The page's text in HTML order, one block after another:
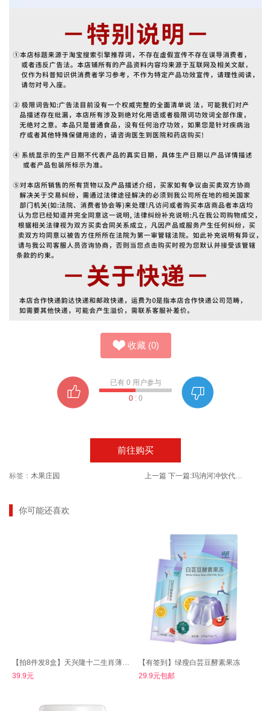
收藏 (0)
已有 0 用户参与
0: 0
前往购买
标签： 木果庄园 上一篇 下一篇: 玛汭河冲饮代餐水果麦片罐装400g
你可能还喜欢
【拍8件发8盒】天兴隆十二生肖薄荷糖
39.9元
【有签到】绿瘦白芸豆酵素果冻
29.9元包邮